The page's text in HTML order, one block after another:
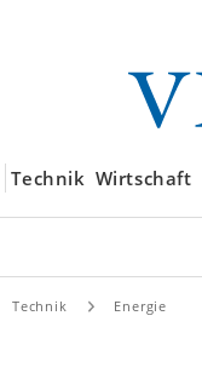
Technik Wirtschaft
Technik Energie